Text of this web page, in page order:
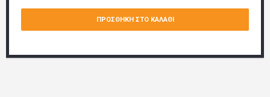
ΠΡΟΣΘΉΚΗ ΣΤΟ ΚΑΛΆΘΙ